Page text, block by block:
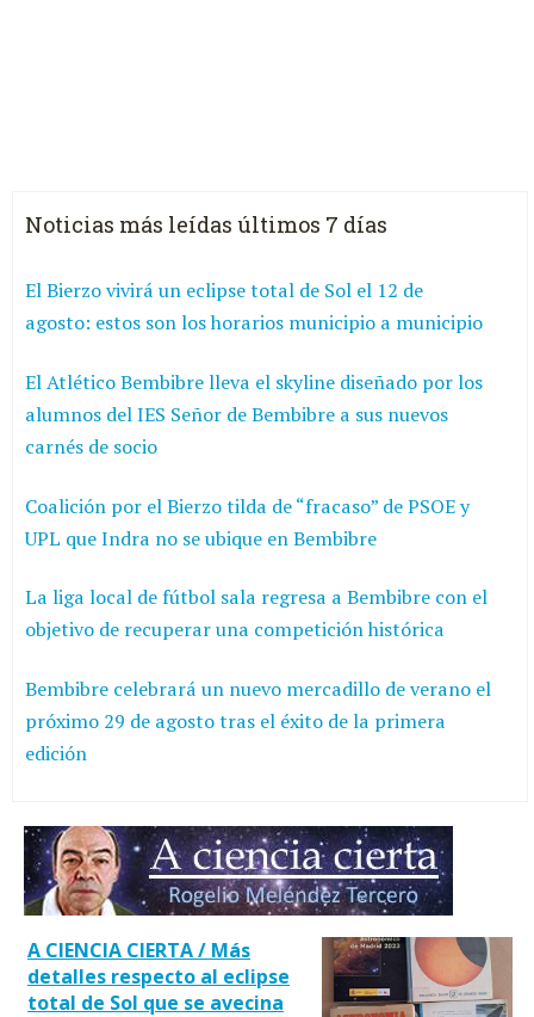
Noticias más leídas últimos 7 días
El Bierzo vivirá un eclipse total de Sol el 12 de
agosto: estos son los horarios municipio a municipio
El Atlético Bembibre lleva el skyline diseñado por los
alumnos del IES Señor de Bembibre a sus nuevos
carnés de socio
Coalición por el Bierzo tilda de “fracaso” de PSOE y
UPL que Indra no se ubique en Bembibre
La liga local de fútbol sala regresa a Bembibre con el
objetivo de recuperar una competición histórica
Bembibre celebrará un nuevo mercadillo de verano el
próximo 29 de agosto tras el éxito de la primera
edición
A CIENCIA CIERTA / Más
detalles respecto al eclipse
total de Sol que se avecina